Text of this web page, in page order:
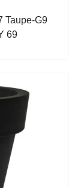
Taupe-G9
69